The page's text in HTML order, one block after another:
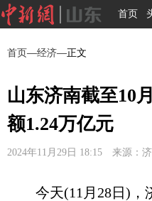
首页
首页—经济—正文
山东济南截至10
额1.24万亿元
2024年11月29日 18:15 来源：
今天(11月28日)，